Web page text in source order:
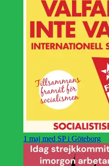
1 maj med SP i Göteborg